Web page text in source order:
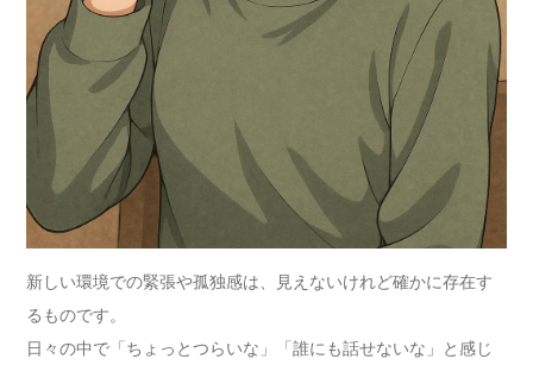
新しい環境での緊張や孤独感は、見えないけれど確かに存在す
るものです。
日々の中で「ちょっとつらいな」「誰にも話せないな」と感じ